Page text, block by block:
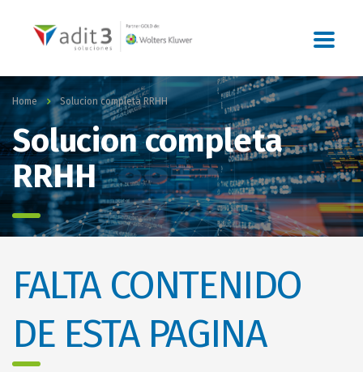
Home Solucion completa RRHH
Solucion completa
RRHH
FALTA CONTENIDO
DE ESTA PAGINA